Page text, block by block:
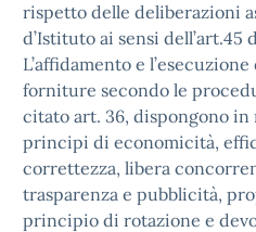
rispetto delle deliberazioni
d’Istituto ai sensi dell’art.45
L’affidamento e
forniture secondo le
citato art. 36, dispongono
principi di economicità,
correttezza, libera
trasparenza e pubblicità,
principio di rotazione e